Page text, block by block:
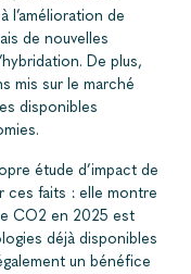
l’amélioration de
de nouvelles
De plus,
mis sur le marché
disponibles
étude d’impact de
ces faits : elle montre
CO2 en 2025 est
déjà disponibles
un bénéfice